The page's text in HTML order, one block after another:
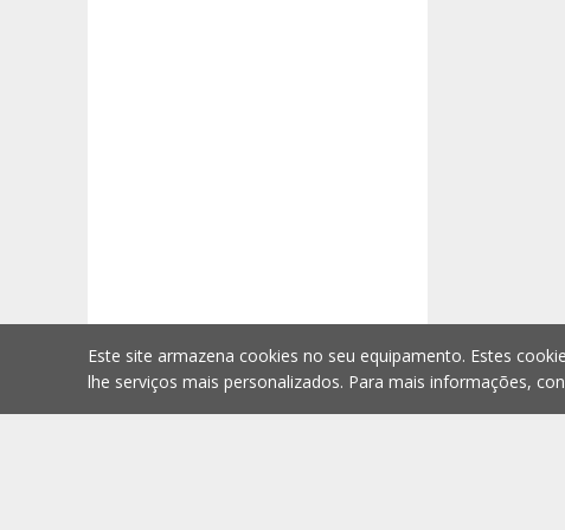
Este site armazena cookies no seu equipamento. Estes
lhe serviços mais personalizados. Para mais informações,